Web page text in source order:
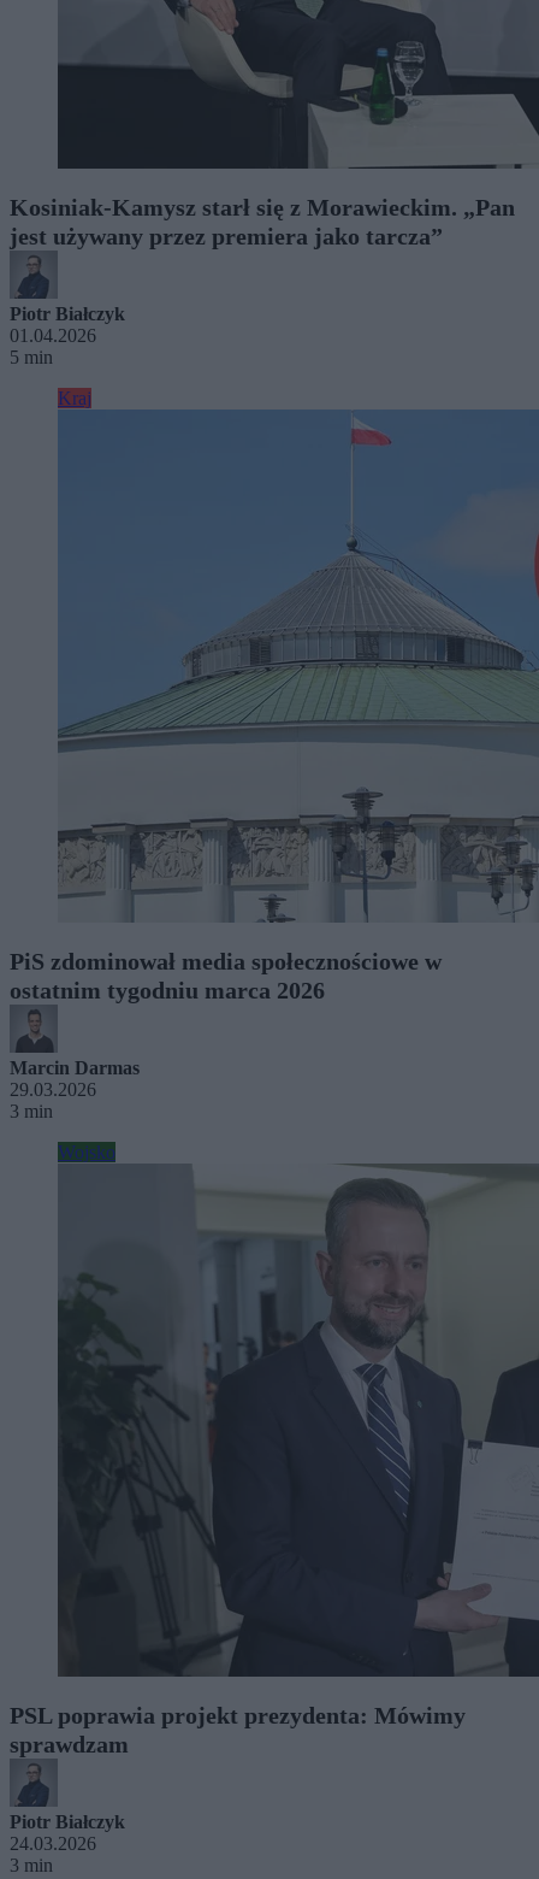
Kosiniak-Kamysz starł się z Morawieckim. „Pan
jest używany przez premiera jako tarcza”
Piotr Białczyk
01.04.2026
5 min
Kraj
PiS zdominował media społecznościowe w
ostatnim tygodniu marca 2026
Marcin Darmas
29.03.2026
3 min
Wojsko
PSL poprawia projekt prezydenta: Mówimy
sprawdzam
Piotr Białczyk
24.03.2026
3 min